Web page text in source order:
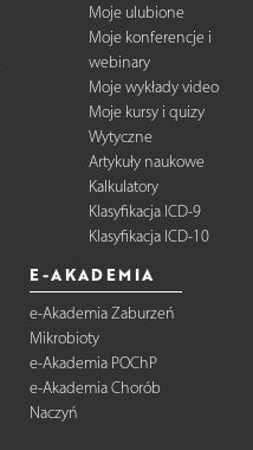
Moje ulubione
Moje konferencje i
webinary
Moje wykłady video
Moje kursy i quizy
Wytyczne
Artykuły naukowe
Kalkulatory
Klasyfikacja ICD-9
Klasyfikacja ICD-10
E-AKADEMIA
e-Akademia Zaburzeń
Mikrobioty
e-Akademia POChP
e-Akademia Chorób
Naczyń